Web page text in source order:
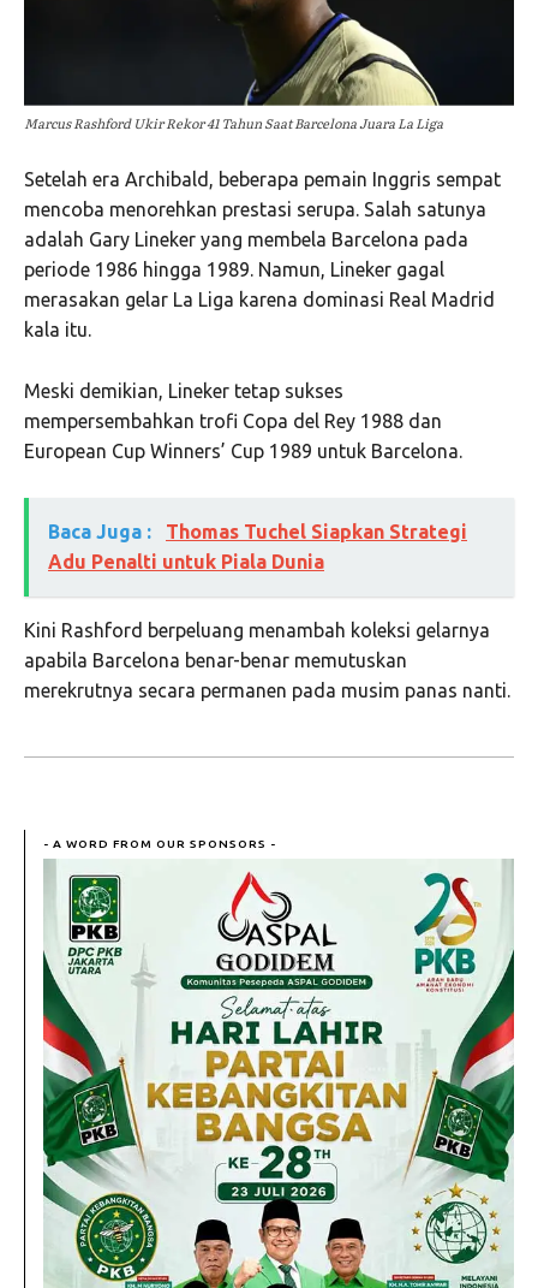
Marcus Rashford Ukir Rekor 41 Tahun Saat Barcelona Juara La Liga
Setelah era Archibald, beberapa pemain Inggris sempat
mencoba menorehkan prestasi serupa. Salah satunya
adalah Gary Lineker yang membela Barcelona pada
periode 1986 hingga 1989. Namun, Lineker gagal
merasakan gelar La Liga karena dominasi Real Madrid
kala itu.
Meski demikian, Lineker tetap sukses
mempersembahkan trofi Copa del Rey 1988 dan
European Cup Winners’ Cup 1989 untuk Barcelona.
Baca Juga :
Thomas Tuchel Siapkan Strategi
Adu Penalti untuk Piala Dunia
Kini Rashford berpeluang menambah koleksi gelarnya
apabila Barcelona benar-benar memutuskan
merekrutnya secara permanen pada musim panas nanti.
- A WORD FROM OUR SPONSORS -